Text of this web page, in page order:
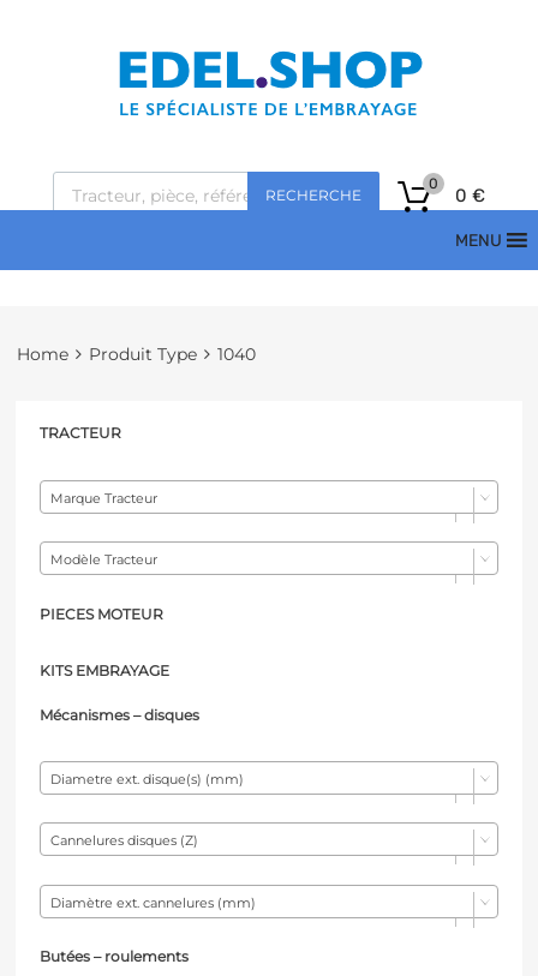
RECHERCHE 0 €
0
MENU
Home Produit Type 1040
TRACTEUR
Marque Tracteur
Modèle Tracteur
PIECES MOTEUR
KITS EMBRAYAGE
Mécanismes – disques
Diametre ext. disque(s) (mm)
Cannelures disques (Z)
Diamètre ext. cannelures (mm)
Butées – roulements